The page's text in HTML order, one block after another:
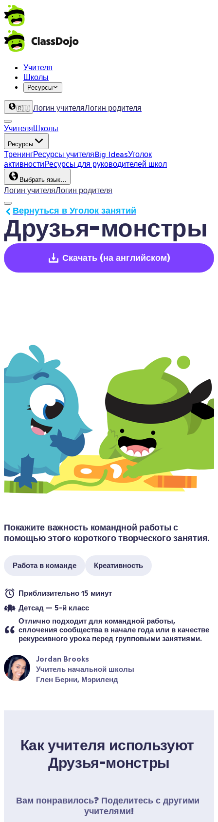
Учителя
Школы
Ресурсы
🇷🇺 Логин учителяЛогин родителя
УчителяШколы
Ресурсы
ТренингРесурсы учителяBig IdeasУголок
активностиРесурсы для руководителей школ
Выбрать язык…
Логин учителяЛогин родителя
Друзья-монстры
Вернуться в Уголок занятий
Скачать (на английском)
Покажите важность командной работы с
помощью этого короткого творческого занятия.
Работа в команде Креативность
Приблизительно 15 минут
Детсад — 5-й класс
Отлично подходит для командной работы,
сплочения сообщества в начале года или в качестве
рекурсивного урока перед групповыми занятиями.
Jordan Brooks
Учитель начальной школы
Глен Берни, Мэриленд
Как учителя используют
Друзья-монстры
Вам понравилось? Поделитесь с другими
учителями!